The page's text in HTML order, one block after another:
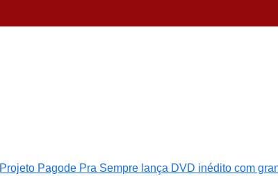
Projeto Pagode Pra Sempre lança DVD inédito com